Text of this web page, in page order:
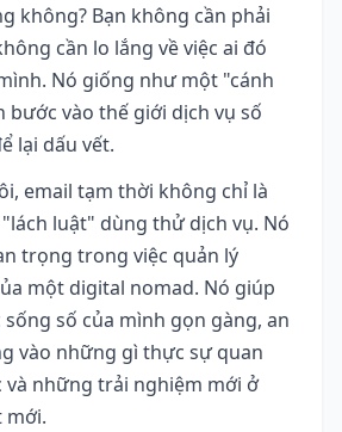
không? Bạn không cần phải
cần lo lắng về việc ai đó
Nó giống như một "cánh
bước vào thế giới dịch vụ số
lại dấu vết.
email tạm thời không chỉ là
luật" dùng thử dịch vụ. Nó
trọng trong việc quản lý
một digital nomad. Nó giúp
số của mình gọn gàng, an
vào những gì thực sự quan
và những trải nghiệm mới ở
mới.